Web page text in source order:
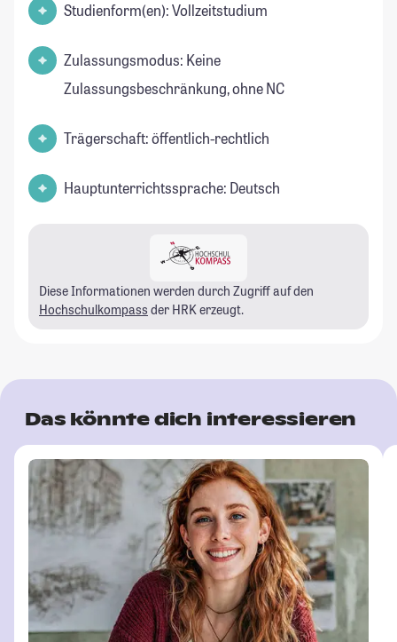
Studienform(en): Vollzeitstudium
Zulassungsmodus: Keine
Zulassungsbeschränkung, ohne NC
Trägerschaft: öffentlich-rechtlich
Hauptunterrichtssprache: Deutsch
Diese Informationen werden durch Zugriff auf den
Hochschulkompass der HRK erzeugt.
Das könnte dich interessieren